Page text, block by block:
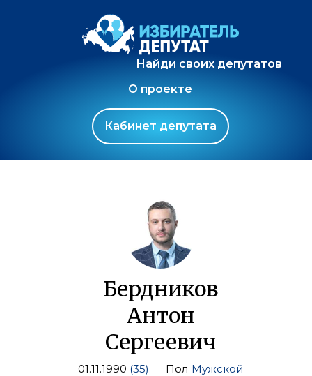
Найди своих депутатов
О проекте
Кабинет депутата
Бердников
Антон
Сергеевич
01.11.1990 (35) Пол Мужской